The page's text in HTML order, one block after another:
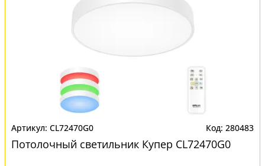
CL72470G0 280483
Потолочный светильник Купер CL72470G0